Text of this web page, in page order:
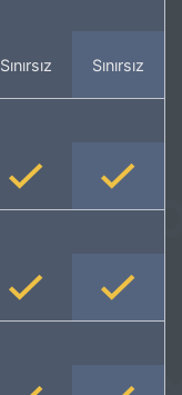
Sınırsız Sınırsız